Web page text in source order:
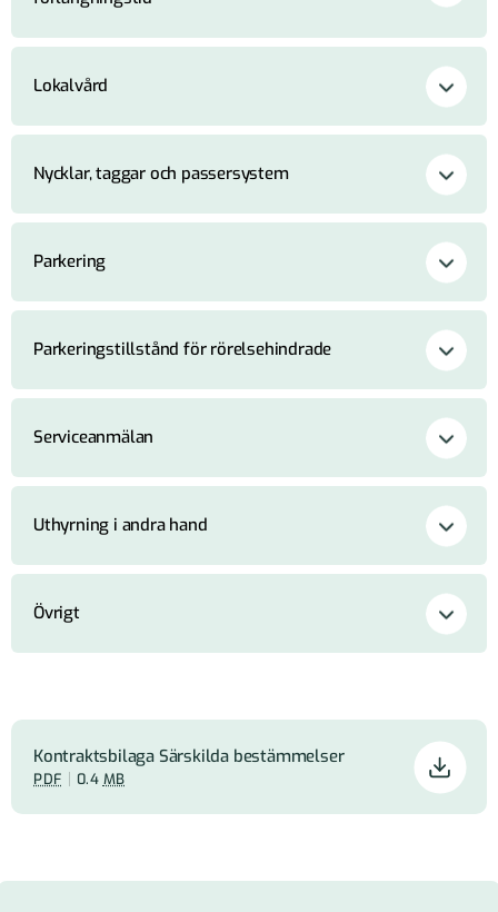
Lokalvård
Nycklar, taggar och passersystem
Parkering
Parkeringstillstånd för rörelsehindrade
Serviceanmälan
Uthyrning i andra hand
Övrigt
Kontraktsbilaga Särskilda bestämmelser
PDF 0.4 MB